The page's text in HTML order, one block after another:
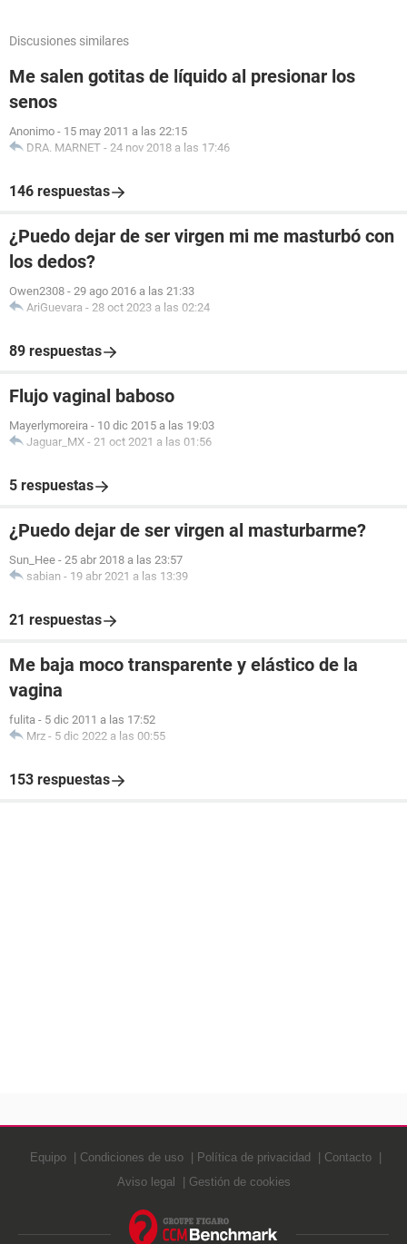
Discusiones similares
Me salen gotitas de líquido al presionar los
senos
Anonimo - 15 may 2011 a las 22:15
DRA. MARNET - 24 nov 2018 a las 17:46
146 respuestas
¿Puedo dejar de ser virgen mi me masturbó con
los dedos?
Owen2308 - 29 ago 2016 a las 21:33
AriGuevara - 28 oct 2023 a las 02:24
89 respuestas
Flujo vaginal baboso
Mayerlymoreira - 10 dic 2015 a las 19:03
Jaguar_MX - 21 oct 2021 a las 01:56
5 respuestas
¿Puedo dejar de ser virgen al masturbarme?
Sun_Hee - 25 abr 2018 a las 23:57
sabian - 19 abr 2021 a las 13:39
21 respuestas
Me baja moco transparente y elástico de la
vagina
fulita - 5 dic 2011 a las 17:52
Mrz - 5 dic 2022 a las 00:55
153 respuestas
Equipo Condiciones de uso Política de privacidad
Contacto
Aviso legal
Gestión de cookies